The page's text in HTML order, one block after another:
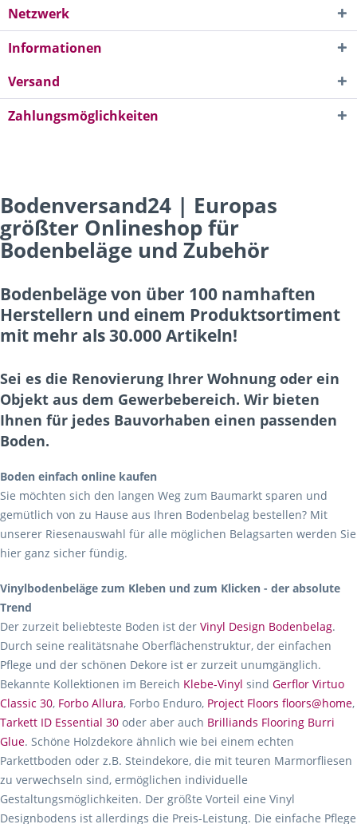
Netzwerk
Informationen
Versand
Zahlungsmöglichkeiten
Bodenversand24 | Europas
größter Onlineshop für
Bodenbeläge und Zubehör
Bodenbeläge von über 100 namhaften
Herstellern und einem Produktsortiment
mit mehr als 30.000 Artikeln!
Sei es die Renovierung Ihrer Wohnung oder ein
Objekt aus dem Gewerbebereich. Wir bieten
Ihnen für jedes Bauvorhaben einen passenden
Boden.
Boden einfach online kaufen
Sie möchten sich den langen Weg zum Baumarkt sparen und
gemütlich von zu Hause aus Ihren Bodenbelag bestellen? Mit
unserer Riesenauswahl für alle möglichen Belagsarten werden Sie
hier ganz sicher fündig.
Vinylbodenbeläge zum Kleben und zum Klicken - der absolute
Trend
Der zurzeit beliebteste Boden ist der Vinyl Design Bodenbelag.
Durch seine realitätsnahe Oberflächenstruktur, der einfachen
Pflege und der schönen Dekore ist er zurzeit unumgänglich.
Bekannte Kollektionen im Bereich Klebe-Vinyl sind Gerflor Virtuo
Classic 30, Forbo Allura, Forbo Enduro, Project Floors floors@home,
Tarkett ID Essential 30 oder aber auch Brilliands Flooring Burri
Glue. Schöne Holzdekore ähnlich wie bei einem echten
Parkettboden oder z.B. Steindekore, die mit teuren Marmorfliesen
zu verwechseln sind, ermöglichen individuelle
Gestaltungsmöglichkeiten. Der größte Vorteil eine Vinyl
Designbodens ist allerdings die Preis-Leistung. Die einfache Pflege